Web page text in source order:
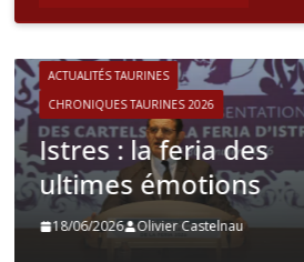
ACTUALITÉS TAURINES
CHRONIQUES TAURINES 2026
Víctor Hernández : le
courage immobile
13/06/2026 Tertulias